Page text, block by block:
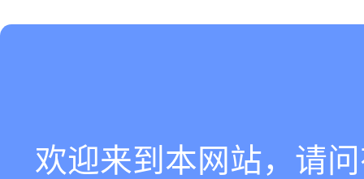
欢迎来到本网站，请